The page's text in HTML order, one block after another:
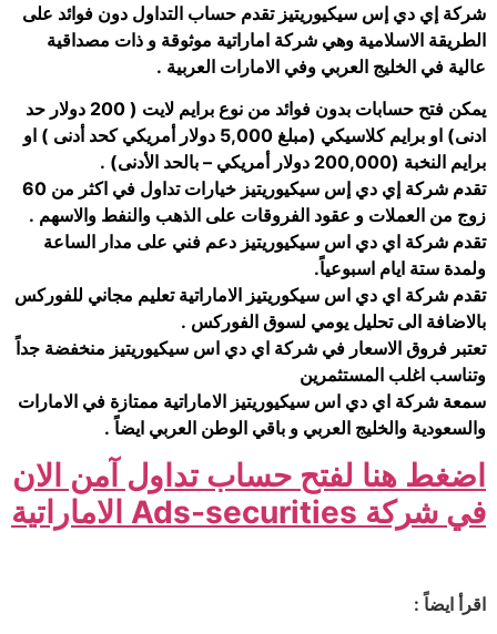
شركة إي دي إس سيكيوريتيز تقدم حساب التداول دون فوائد على
الطريقة الاسلامية وهي شركة اماراتية موثوقة و ذات مصداقية
عالية في الخليج العربي وفي الامارات العربية .
يمكن فتح حسابات بدون فوائد من نوع برايم لايت ( 200 دولار حد
ادنى) او برايم كلاسيكي (مبلغ 5,000 دولار أمريكي كحد أدنى ) او
برايم النخبة (200,000 دولار أمريكي – بالحد الأدنى) .
تقدم شركة إي دي إس سيكيوريتيز خيارات تداول في اكثر من 60
زوج من العملات و عقود الفروقات على الذهب والنفط والاسهم .
تقدم شركة اي دي اس سيكيوريتيز دعم فني على مدار الساعة
ولمدة ستة ايام اسبوعياً.
تقدم شركة اي دي اس سيكوريتيز الاماراتية تعليم مجاني للفوركس
بالاضافة الى تحليل يومي لسوق الفوركس .
تعتبر فروق الاسعار في شركة اي دي اس سيكيوريتيز منخفضة جداً
وتناسب اغلب المستثمرين
سمعة شركة اي دي اس سيكيوريتيز الاماراتية ممتازة في الامارات
والسعودية والخليج العربي و باقي الوطن العربي ايضاً .
اضغط هنا لفتح حساب تداول آمن الان
في شركة Ads-securities الاماراتية
اقرأ ايضاً :